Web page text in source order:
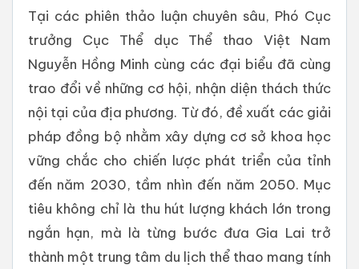
Tại các phiên thảo luận chuyên sâu, Phó Cục
trưởng Cục Thể dục Thể thao Việt Nam
Nguyễn Hồng Minh cùng các đại biểu đã cùng
trao đổi về những cơ hội, nhận diện thách thức
nội tại của địa phương. Từ đó, đề xuất các giải
pháp đồng bộ nhằm xây dựng cơ sở khoa học
vững chắc cho chiến lược phát triển của tỉnh
đến năm 2030, tầm nhìn đến năm 2050. Mục
tiêu không chỉ là thu hút lượng khách lớn trong
ngắn hạn, mà là từng bước đưa Gia Lai trở
thành một trung tâm du lịch thể thao mang tính